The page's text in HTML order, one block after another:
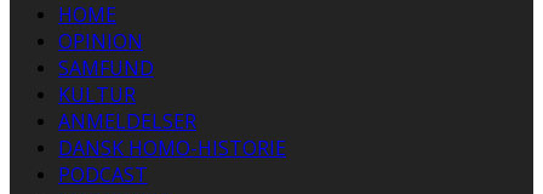
HOME
OPINION
SAMFUND
KULTUR
ANMELDELSER
DANSK HOMO-HISTORIE
PODCAST